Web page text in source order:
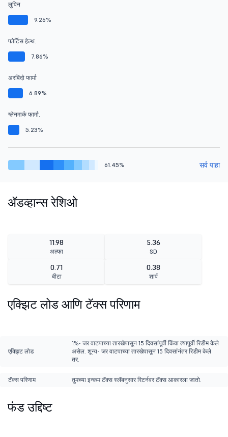
लुपिन
9.26%
फोर्टिस हेल्थ.
7.86%
अरबिंदो फार्मा
6.89%
ग्लेनमार्क फार्मा.
5.23%
61.45% सर्व पाहा
ॲडव्हान्स रेशिओ
11.98
अल्फा
5.36
SD
0.71
बीटा
0.38
शार्प
एक्झिट लोड आणि टॅक्स परिणाम
एक्झिट लोड
1%- जर वाटपाच्या तारखेपासून 15 दिवसांपूर्वी किंवा त्यापूर्वी रिडीम केले
असेल. शून्य- जर वाटपाच्या तारखेपासून 15 दिवसांनंतर रिडीम केले
तर.
टॅक्स परिणाम तुमच्या इन्कम टॅक्स स्लॅबनुसार रिटर्नवर टॅक्स आकारला जातो.
फंड उद्दिष्ट